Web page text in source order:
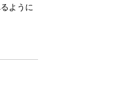
ように